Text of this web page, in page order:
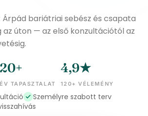
Árpád bariátriai sebész és csapata
az úton — az első konzultációtól az
ÉV TAPASZTALAT
20+
120+ VÉLEMÉNY
4,9★
Személyre szabott terv